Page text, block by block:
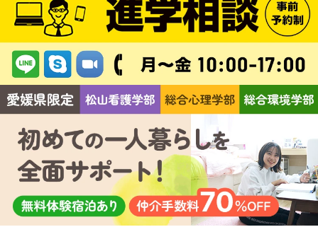
心理学部/環境科学部
総合心理学部
松山看護学部
総合環境学部
アクセス
お問い合わせ
自己点検評価
採用情報